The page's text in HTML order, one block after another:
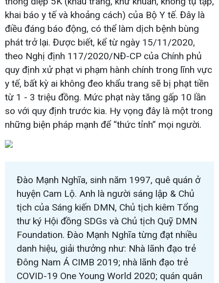
khai báo y tế và khoảng cách) của Bộ Y tế. Đây là
điều đáng báo động, có thể làm dịch bệnh bùng
phát trở lại. Được biết, kể từ ngày 15/11/2020,
theo Nghị định 117/2020/NĐ-CP của Chính phủ
quy định xử phạt vi phạm hành chính trong lĩnh vực
y tế, bất kỳ ai không đeo khẩu trang sẽ bị phạt tiền
từ 1 - 3 triệu đồng. Mức phạt này tăng gấp 10 lần
so với quy định trước kia. Hy vọng đây là một trong
những biện pháp mạnh để “thức tỉnh” mọi người.
Đào Mạnh Nghĩa, sinh năm 1997, quê quán ở
huyện Cam Lộ. Anh là người sáng lập & Chủ
tịch của Sáng kiến DMN, Chủ tịch kiêm Tổng
thư ký Hội đồng SDGs và Chủ tịch Quỹ DMN
Foundation. Đào Mạnh Nghĩa từng đạt nhiều
danh hiệu, giải thưởng như: Nhà lãnh đạo trẻ
Đông Nam Á CIMB 2019; nhà lãnh đạo trẻ
COVID-19 One Young World 2020; quán quân